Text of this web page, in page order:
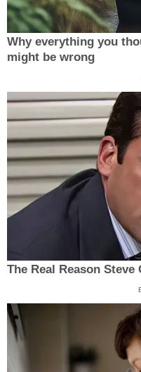
Why everything you
might be wrong
The Real Reason